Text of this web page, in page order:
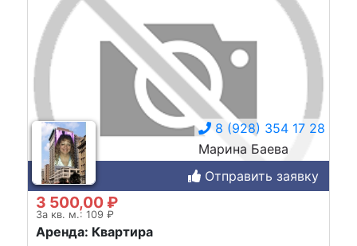
8 (928) 354 17 28
Марина Баева
Отправить заявку
3 500,00 ₽
За кв. м.: 109 ₽
Аренда: Квартира